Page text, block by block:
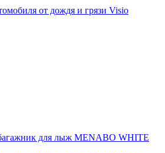
от дождя и грязи Visio